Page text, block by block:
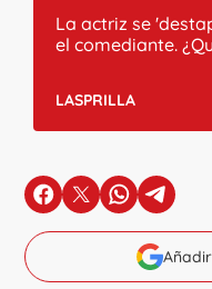
La actriz se
el comediante.
LASPRILLA
en Facebook
en Xen en